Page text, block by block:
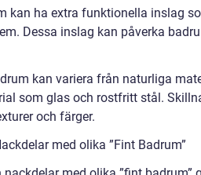
kan ha extra funktionella inslag
Dessa inslag kan påverka
kan variera från naturliga
som glas och rostfritt stål.
och färger.
med olika ”Fint Badrum”